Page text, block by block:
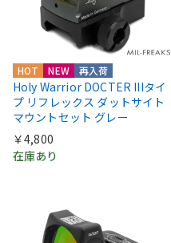
HOT NEW 再入荷
Holy Warrior DOCTER IIIタイ
プ リフレックス ダットサイト
マウントセット グレー
￥4,800
在庫あり